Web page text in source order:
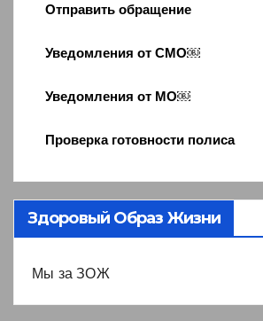
Отправить обращение
Уведомления от СМО￼
Уведомления от МО￼
Проверка готовности полиса
Здоровый Образ Жизни
Мы за ЗОЖ